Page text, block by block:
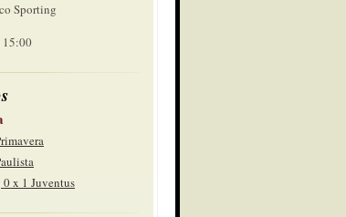
Sporting
0 x 1 Juventus